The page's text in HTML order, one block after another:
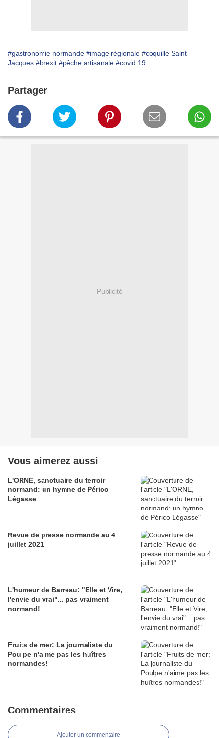
#gastronomie normande #image régionale #coquille Saint
Jacques #brexit #pêche artisanale #covid 19
Partager
Publicité
Vous aimerez aussi
L'ORNE, sanctuaire du terroir
normand: un hymne de Périco
Légasse
Revue de presse normande au 4
juillet 2021
L'humeur de Barreau: "Elle et Vire,
l'envie du vrai"... pas vraiment
normand!
Fruits de mer: La journaliste du
Poulpe n'aime pas les huîtres
normandes!
Commentaires
Ajouter un commentaire